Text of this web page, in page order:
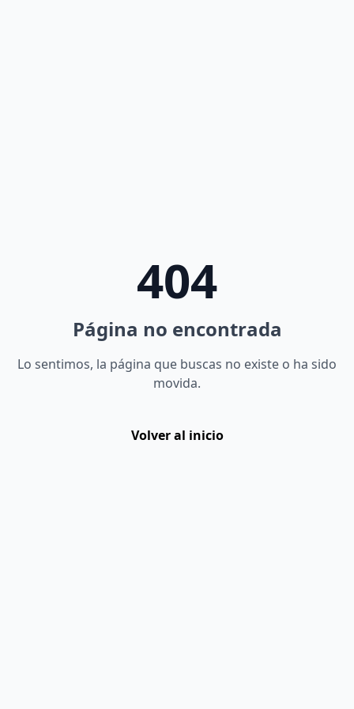
404
Página no encontrada
Lo sentimos, la página que buscas no existe o ha sido
movida.
Volver al inicio